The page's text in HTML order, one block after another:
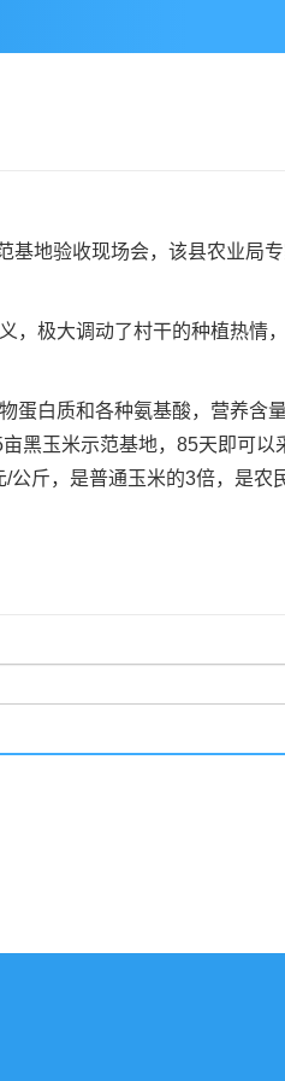
地验收现场会，该县农业局专
极大调动了村干的种植热情
白质和各种氨基酸，营养含
黑玉米示范基地，85天即可以
斤，是普通玉米的3倍，是农